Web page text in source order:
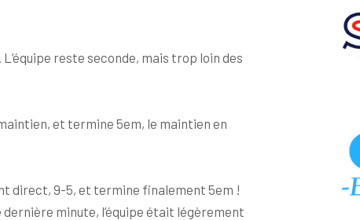
reste seconde, mais trop loin des
et termine 5em, le maintien en
direct, 9-5, et termine finalement 5em !
dernière minute, l’équipe était légèrement